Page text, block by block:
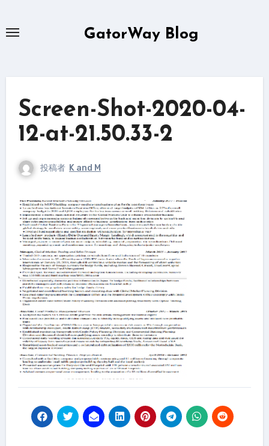
GatorWay Blog
Screen-Shot-2020-04-
12-at-21.50.33-2
投稿者 K and M